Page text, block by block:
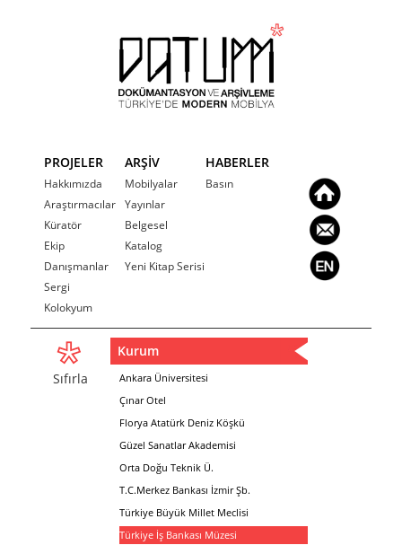
PROJELER
Hakkımızda
Araştırmacılar
Küratör
Ekip
Danışmanlar
Sergi
Kolokyum
ARŞİV
Mobilyalar
Yayınlar
Belgesel
Katalog
Yeni Kitap Serisi
HABERLER
Basın
Sıfırla
Kurum
Ankara Üniversitesi
Çınar Otel
Florya Atatürk Deniz Köşkü
Güzel Sanatlar Akademisi
Orta Doğu Teknik Ü.
T.C.Merkez Bankası İzmir Şb.
Türkiye Büyük Millet Meclisi
Türkiye İş Bankası Müzesi